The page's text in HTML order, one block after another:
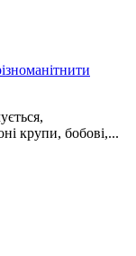
крупи, бобові,...